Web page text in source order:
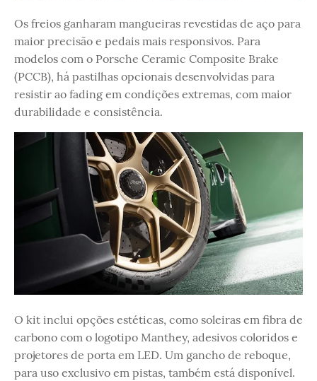
Os freios ganharam mangueiras revestidas de aço para
maior precisão e pedais mais responsivos. Para
modelos com o Porsche Ceramic Composite Brake
(PCCB), há pastilhas opcionais desenvolvidas para
resistir ao fading em condições extremas, com maior
durabilidade e consistência.
O kit inclui opções estéticas, como soleiras em fibra de
carbono com o logotipo Manthey, adesivos coloridos e
projetores de porta em LED. Um gancho de reboque,
para uso exclusivo em pistas, também está disponível.